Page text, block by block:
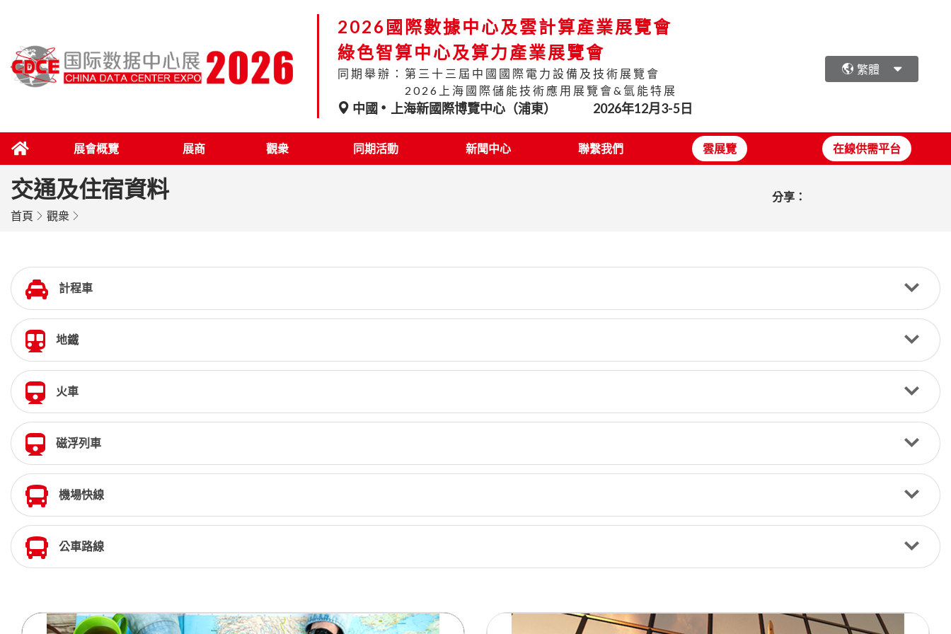
2026國際數據中心及雲計算產業展覽會
綠色智算中心及算力產業展覽會
同期舉辦：第三十三屆中國國際電力設備及技術展覽會
2026上海國際儲能技術應用展覽會&氫能特展
中國 上海新國際博覽中心（浦東） 2026年12月3-5日
繁體
展會概覽 展商 觀衆 同期活動 新聞中心 聯繫我們 雲展覽 在線供需平台
交通及住宿資料
首頁 觀衆
分享：
計程車
地鐵
火車
磁浮列車
機場快線
公車路線